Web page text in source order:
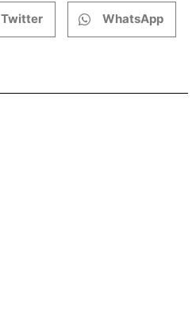
Twitter WhatsApp